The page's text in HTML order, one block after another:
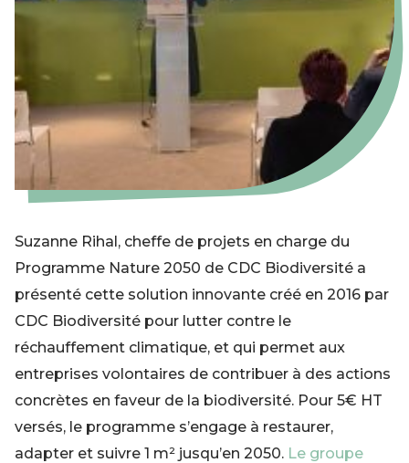
Suzanne Rihal, cheffe de projets en charge du
Programme Nature 2050 de CDC Biodiversité a
présenté cette solution innovante créé en 2016 par
CDC Biodiversité pour lutter contre le
réchauffement climatique, et qui permet aux
entreprises volontaires de contribuer à des actions
concrètes en faveur de la biodiversité. Pour 5€ HT
versés, le programme s’engage à restaurer,
adapter et suivre 1 m² jusqu’en 2050. Le groupe